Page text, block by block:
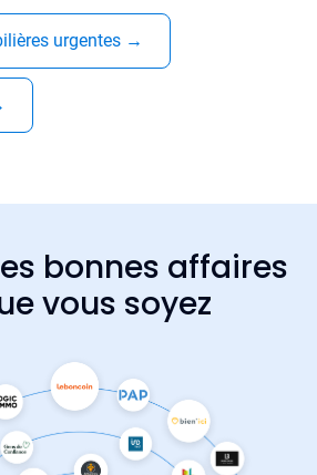
urgentes →
bonnes affaires
vous soyez